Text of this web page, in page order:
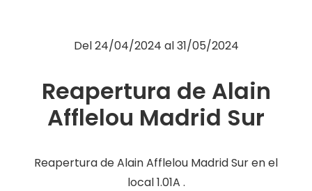
Del24/04/2024 al31/05/2024
Reapertura de Alain
Afflelou Madrid Sur
Reapertura de Alain Afflelou Madrid Sur en el
local 1.01A .